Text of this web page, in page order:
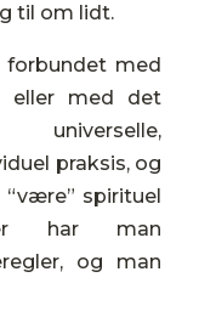
til om lidt.
med
eller med det
praksis, og
spirituel
har man
og man